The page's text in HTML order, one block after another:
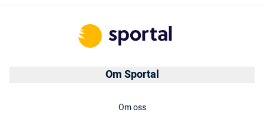
Om Sportal
Om oss